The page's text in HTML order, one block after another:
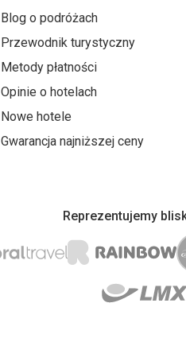
Blog o podróżach
Przewodnik turystyczny
Metody płatności
Opinie o hotelach
Nowe hotele
Gwarancja najniższej ceny
Reprezentujemy